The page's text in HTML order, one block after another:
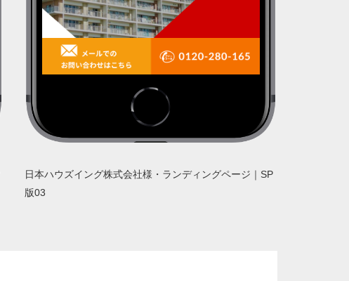
日本ハウズイング株式会社様・ランディングページ｜SP
版03